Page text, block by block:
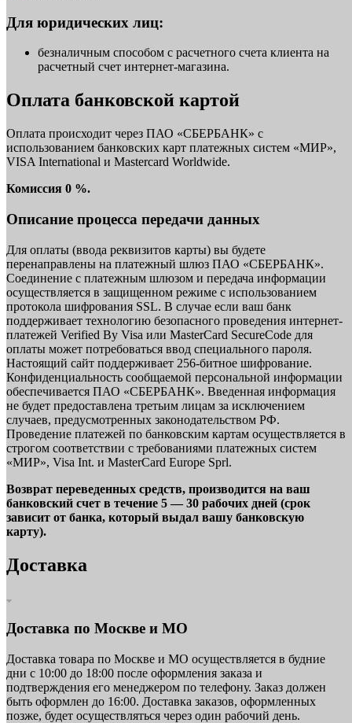
Для юридических лиц:
безналичным способом с расчетного счета клиента на
расчетный счет интернет-магазина.
Оплата банковской картой
Оплата происходит через ПАО «СБЕРБАНК» с
использованием банковских карт платежных систем «МИР»,
VISA International и Mastercard Worldwide.
Комиссия 0 %.
Описание процесса передачи данных
Для оплаты (ввода реквизитов карты) вы будете
перенаправлены на платежный шлюз ПАО «СБЕРБАНК».
Соединение с платежным шлюзом и передача информации
осуществляется в защищенном режиме с использованием
протокола шифрования SSL. В случае если ваш банк
поддерживает технологию безопасного проведения интернет-
платежей Verified By Visa или MasterCard SecureCode для
оплаты может потребоваться ввод специального пароля.
Настоящий сайт поддерживает 256-битное шифрование.
Конфиденциальность сообщаемой персональной информации
обеспечивается ПАО «СБЕРБАНК». Введенная информация
не будет предоставлена третьим лицам за исключением
случаев, предусмотренных законодательством РФ.
Проведение платежей по банковским картам осуществляется в
строгом соответствии с требованиями платежных систем
«МИР», Visa Int. и MasterCard Europe Sprl.
Возврат переведенных средств, производится на ваш
банковский счет в течение 5 — 30 рабочих дней (срок
зависит от банка, который выдал вашу банковскую
карту).
Доставка
Доставка по Москве и МО
Доставка товара по Москве и МО осуществляется в будние
дни с 10:00 до 18:00 после оформления заказа и
подтверждения его менеджером по телефону. Заказ должен
быть оформлен до 16:00. Доставка заказов, оформленных
позже, будет осуществляться через один рабочий день.